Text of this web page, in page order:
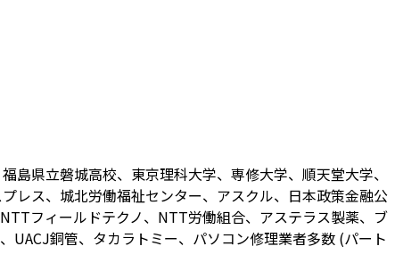
県立磐城高校、東京理科大学、専修大学、順天堂大学、
レス、城北労働福祉センター、アスクル、日本政策金融公
フィールドテクノ、NTT労働組合、アステラス製薬、ブ
UACJ銅管、タカラトミー、パソコン修理業者多数 (パート